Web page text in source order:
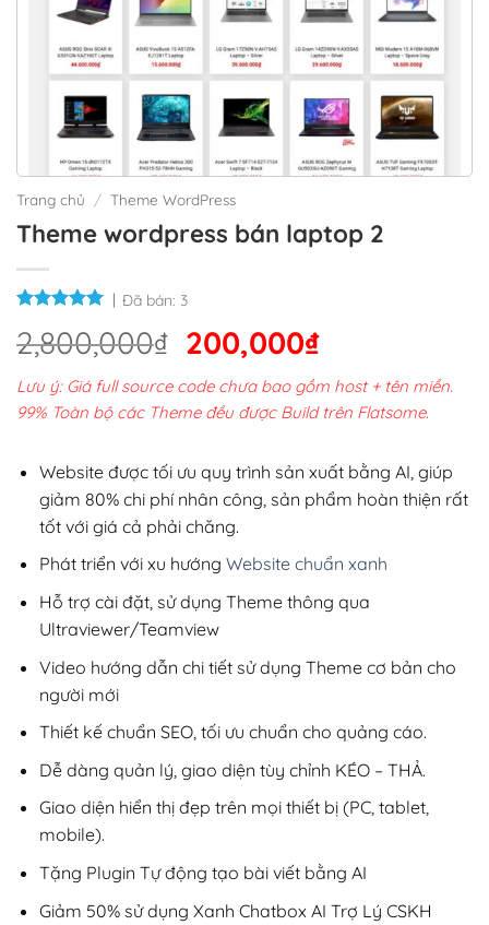
Trang chủ / Theme WordPress
Theme wordpress bán laptop 2
Đã bán: 3
2,800,000₫ Giá
gốc
là:
2,800,000₫.
200,000₫Giá
hiện
tại
200,000₫.
Lưu ý: Giá full source code chưa bao gồm host + tên miền.
99% Toàn bộ các Theme đều được Build trên Flatsome.
Website được tối ưu quy trình sản xuất bằng AI, giúp
giảm 80% chi phí nhân công, sản phẩm hoàn thiện rất
tốt với giá cả phải chăng.
Phát triển với xu hướng Website chuẩn xanh
Hỗ trợ cài đặt, sử dụng Theme thông qua
Ultraviewer/Teamview
Video hướng dẫn chi tiết sử dụng Theme cơ bản cho
người mới
Thiết kế chuẩn SEO, tối ưu chuẩn cho quảng cáo.
Dễ dàng quản lý, giao diện tùy chỉnh KÉO – THẢ.
Giao diện hiển thị đẹp trên mọi thiết bị (PC, tablet,
mobile).
Tặng Plugin Tự động tạo bài viết bằng AI
Giảm 50% sử dụng Xanh Chatbox AI Trợ Lý CSKH